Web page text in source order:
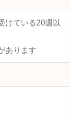
けている20週以
あります